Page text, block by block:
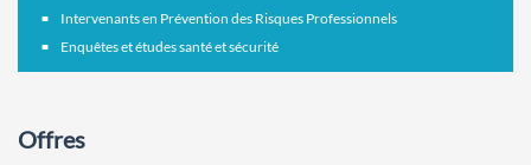
Intervenants en Prévention des Risques Professionnels
Enquêtes et études santé et sécurité
Offres